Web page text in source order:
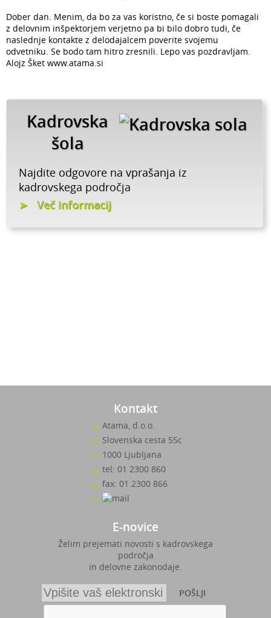
Dober dan. Menim, da bo za vas koristno, če si boste pomagali
z delovnim inšpektorjem verjetno pa bi bilo dobro tudi, če
naslednje kontakte z delodajalcem poverite svojemu
odvetniku. Se bodo tam hitro zresnili. Lepo vas pozdravljam.
Alojz Šket www.atama.si
Kadrovska
šola
Najdite odgovore na vprašanja iz
kadrovskega področja
Več informacij
Kontakt
Atama, d.o.o.
Slovenska cesta 55c
1000 Ljubljana
tel: 01 2300 860
fax: 01 2300 866
E-novice
Želim prejemati novosti s kadrovskega
področja
in delovne zakonodaje.
POŠLJI